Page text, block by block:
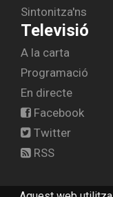
Sintonitza'ns
Televisió
A la carta
Programació
En directe
Facebook
Twitter
RSS